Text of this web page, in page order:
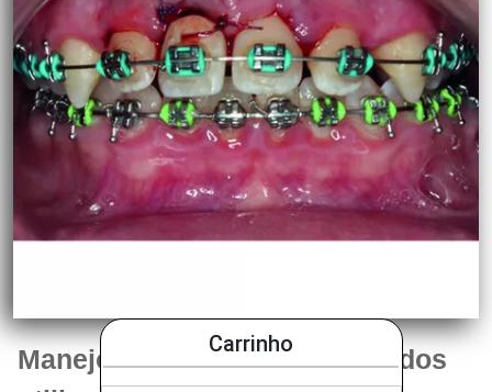
Carrinho
Manejo de dentes anquilosados